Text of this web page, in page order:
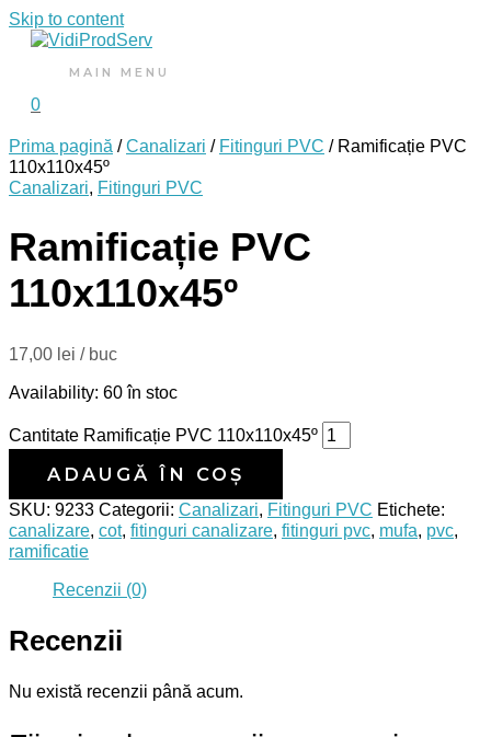
Skip to content
MAIN MENU
0
Prima pagină /Canalizari / Fitinguri PVC / Ramificație PVC
110x110x45º
Canalizari, Fitinguri PVC
Ramificație PVC
110x110x45º
17,00 lei / buc
Availability: 60 în stoc
Cantitate Ramificație PVC 110x110x45º
ADAUGĂ ÎN COȘ
SKU: 9233 Categorii: Canalizari, Fitinguri PVC Etichete:
canalizare, cot, fitinguri canalizare, fitinguri pvc, mufa, pvc,
ramificatie
Recenzii (0)
Recenzii
Nu există recenzii până acum.